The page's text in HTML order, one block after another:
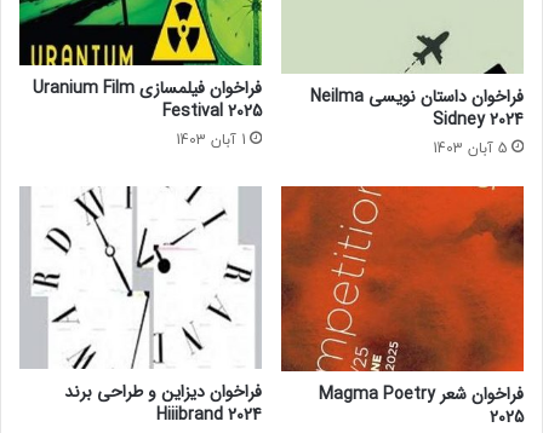
r
f
u
l
a
t
u
r
a
2
0
2
فراخوان داستان نویسی Neilma
Sidney 2024
5 آبان 1403
فراخوان فیلمسازی Uranium Film
Festival 2025
1 آبان 1403
فراخوان شعر Magma Poetry
2025
فراخوان دیزاین و طراحی برند
Hiiibrand 2024